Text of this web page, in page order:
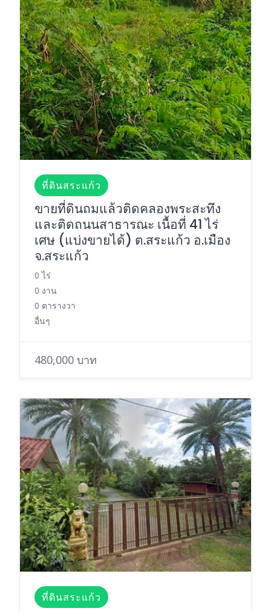
ที่ดินสระแก้ว
ขายที่ดินถมแล้วติดคลองพระสะทึง
และติดถนนสาธารณะ เนื้อที่ 41 ไร่
เศษ (แบ่งขายได้) ต.สระแก้ว อ.เมือง
จ.สระแก้ว
0 ไร่
0 งาน
0 ตารางวา
อื่นๆ
480,000 บาท
ที่ดินสระแก้ว